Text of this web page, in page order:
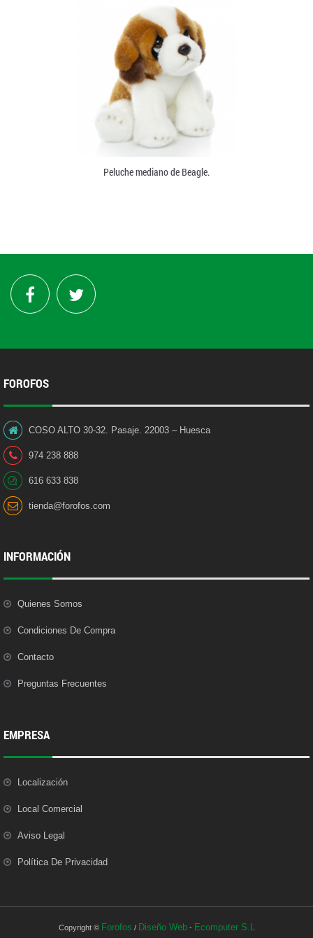
Peluche mediano de Beagle.
FOROFOS
COSO ALTO 30-32. Pasaje. 22003 – Huesca
974 238 888
616 633 838
tienda@forofos.com
INFORMACIÓN
Quienes Somos
Condiciones De Compra
Contacto
Preguntas Frecuentes
EMPRESA
Localización
Local Comercial
Aviso Legal
Política De Privacidad
Copyright © Forofos / Diseño Web- Ecomputer S.L